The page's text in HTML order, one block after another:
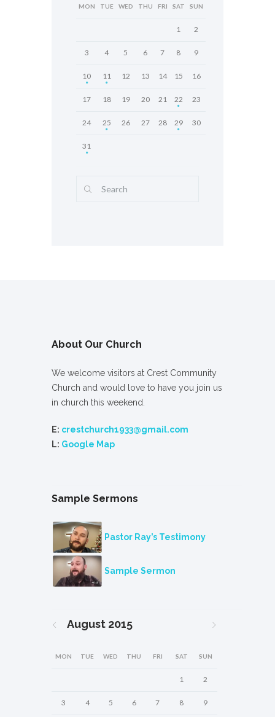
MON TUE WED THU FRI SAT SUN
1 2
3 4 5 6 7 8 9
10 11 12 13 14 15 16
17 18 19 20 21 22 23
24 25 26 27 28 29 30
31
About Our Church
We welcome visitors at Crest Community
Church and would love to have you join us
in church this weekend.
E: crestchurch1933@gmail.com
L: Google Map
Sample Sermons
Pastor Ray’s Testimony
Sample Sermon
August 2015
MON TUE WED THU FRI SAT SUN
1 2
3 4 5 6 7 8 9